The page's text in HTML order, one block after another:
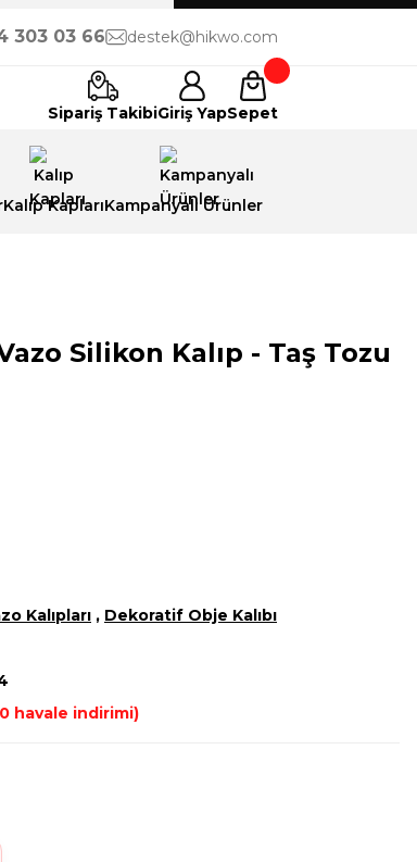
303 03 66 destek@hikwo.com
Sipariş TakibiGiriş YapSepet
Kalıp KaplarıKampanyalı Ürünler
Silikon Kalıp - Taş Tozu
Kalıpları , Dekoratif Obje Kalıbı
havale indirimi)